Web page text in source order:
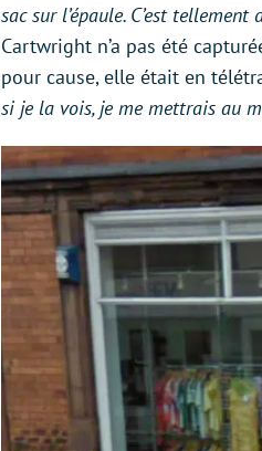
sac sur l’épaule. C’est
Cartwright n’a pas été
pour cause, elle était en
si je la vois, je me mettrais au